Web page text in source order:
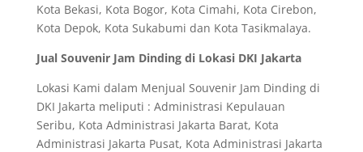
Kota Bekasi, Kota Bogor, Kota Cimahi, Kota Cirebon,
Kota Depok, Kota Sukabumi dan Kota Tasikmalaya.
Jual Souvenir Jam Dinding di Lokasi DKI Jakarta
Lokasi Kami dalam Menjual Souvenir Jam Dinding di
DKI Jakarta meliputi : Administrasi Kepulauan
Seribu, Kota Administrasi Jakarta Barat, Kota
Administrasi Jakarta Pusat, Kota Administrasi Jakarta